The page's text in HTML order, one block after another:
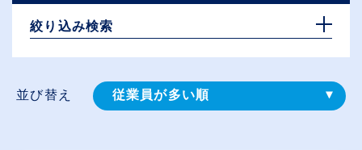
絞り込み検索
並び替え 従業員が多い順